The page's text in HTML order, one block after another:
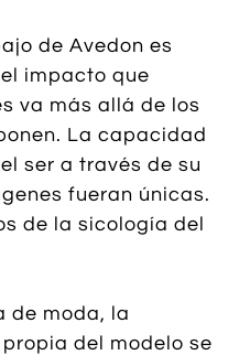
de Avedon es
impacto que
va más allá de los
La capacidad
ser a través de su
fueran únicas.
de la sicología del
de moda, la
del modelo se